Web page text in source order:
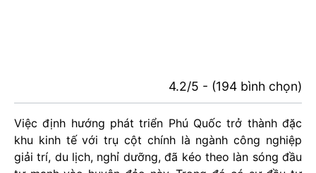
4.2/5 - (194 bình chọn)
Việc định hướng phát triển Phú Quốc trở thành đặc
khu kinh tế với trụ cột chính là ngành công nghiệp
giải trí, du lịch, nghỉ dưỡng, đã kéo theo làn sóng đầu